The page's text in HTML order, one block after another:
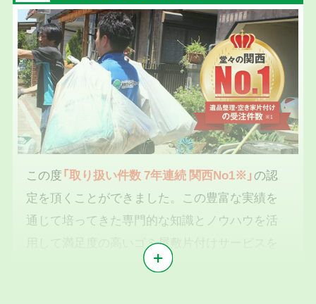
この度「取り扱い件数 7年連続 関西No1※」の認
定を頂くことができました。この豊富な実績を
通じて培ってきた専門的な知識とノウハウを活
用して満足度の高いゴミ屋敷片付けサービスを